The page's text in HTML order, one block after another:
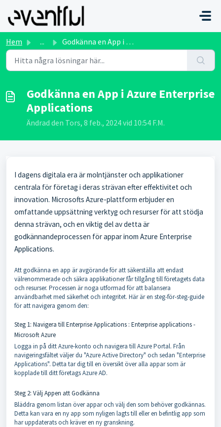
Hoppa över till huvudinnehåll
Hem ... Godkänna en App i Azure Enterprise Applications
Godkänna en App i Azure Enterprise
Applications
Ändrad den Tors, 8 feb., 2024 vid 10:54 F.M.
I dagens digitala era är molntjänster och applikationer
centrala för företag i deras strävan efter effektivitet och
innovation. Microsofts Azure-plattform erbjuder en
omfattande uppsättning verktyg och resurser för att stödja
denna strävan, och en viktig del av detta är
godkännandeprocessen för appar inom Azure Enterprise
Applications.
Att godkänna en app är avgörande för att säkerställa att endast
välrenommerade och säkra applikationer får tillgång till företagets data
och resurser. Processen är noga utformad för att balansera
användbarhet med säkerhet och integritet. Här är en steg-för-steg-guide
för att navigera genom den:
Steg 1: Navigera till Enterprise Applications : Enterprise applications -
Microsoft Azure
Logga in på ditt Azure-konto och navigera till Azure Portal. Från
navigeringsfältet väljer du "Azure Active Directory" och sedan "Enterprise
Applications". Detta tar dig till en översikt över alla appar som är
kopplade till ditt företags Azure AD.
Steg 2: Välj Appen att Godkänna
Bläddra genom listan över appar och välj den som behöver godkännas.
Detta kan vara en ny app som nyligen lagts till eller en befintlig app som
har uppdaterats och kräver en ny granskning.